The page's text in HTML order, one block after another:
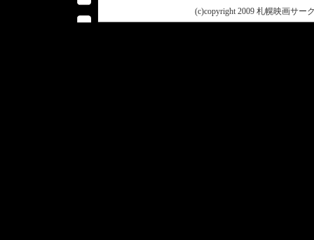
(c)copyright 2009 札幌映画サー